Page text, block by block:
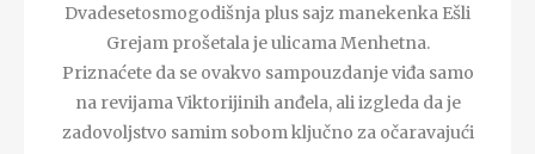
Dvadesetosmogodišnja plus sajz manekenka Ešli
Grejam prošetala je ulicama Menhetna.
Priznaćete da se ovakvo sampouzdanje viđa samo
na revijama Viktorijinih anđela, ali izgleda da je
zadovoljstvo samim sobom ključno za očaravajući